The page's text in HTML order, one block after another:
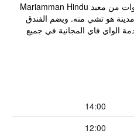
يقع Cap Town Hotel على بعد خطوات من معبد Mariamman Hindu
هو تشي منه. ويضم الفندق
الواي فاي المجانية في جميع
14:00
12:00